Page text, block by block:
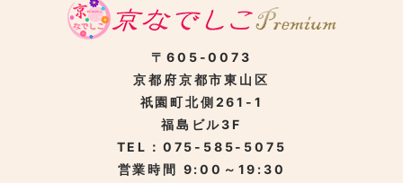
〒605-0073
京都府京都市東山区
祇園町北側261-1
福島ビル3F
TEL：075-585-5075
営業時間 9:00～19:30